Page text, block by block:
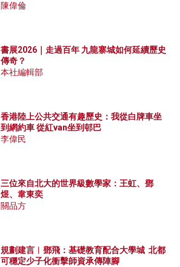
陳偉倫
書展2026｜走過百年 九龍寨城如何延續歷史
傳奇？
本社編輯部
香港陸上公共交通有趣歷史：我從白牌車坐
到網約車 從紅van坐到邨巴
李偉民
三位來自北大的世界級數學家：王虹、鄧
煜、韋東奕
關品方
規劃建言︱鄧飛：基礎教育配合大學城 北都
可穩定少子化衝擊師資承傳陣腳